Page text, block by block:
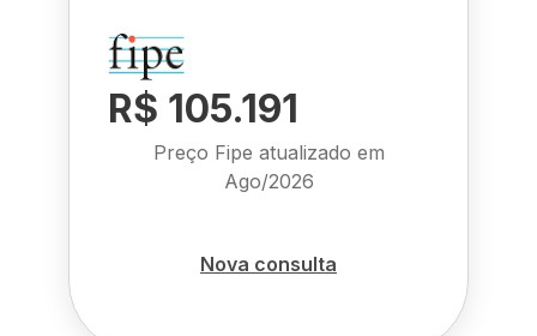
R$ 105.191
Preço Fipe atualizado em
Ago/2026
Nova consulta